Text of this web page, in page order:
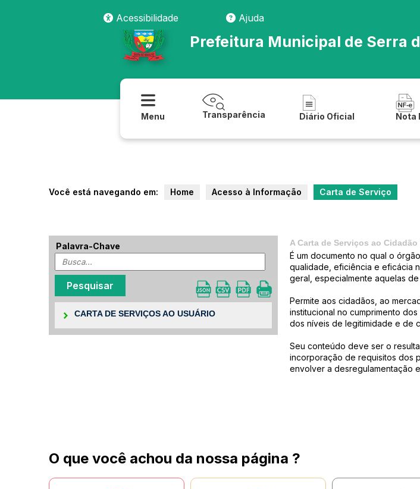
Acessibilidade
Ajuda
Prefeitura Municipal de Serra
Menu Transparência Diário Oficial Nota
Você está navegando em: Home Acesso à Informação Carta de Serviço
Palavra-Chave
CARTA DE SERVIÇOS AO USUÁRIO
A Carta de Serviços ao
É um documento no qual o
qualidade, eficiência e eficácia
geral, especialmente aquelas
Permite aos cidadãos, ao
institucional no cumprimento
dos níveis de legitimidade e de
Seu conteúdo deve ser o
incorporação de requisitos dos
envolver a desregulamentação
O que você achou da nossa página ?